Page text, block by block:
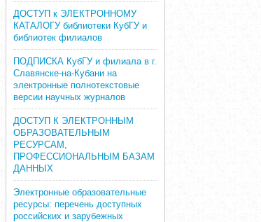
ДОСТУП к ЭЛЕКТРОННОМУ
КАТАЛОГУ библиотеки КубГУ и
библиотек филиалов
ПОДПИСКА КубГУ и филиала в г.
Славянске-на-Кубани на
электронные полнотекстовые
версии научных журналов
ДОСТУП К ЭЛЕКТРОННЫМ
ОБРАЗОВАТЕЛЬНЫМ
РЕСУРСАМ,
ПРОФЕССИОНАЛЬНЫМ БАЗАМ
ДАННЫХ
Электронные образовательные
ресурсы: перечень доступных
российских и зарубежных